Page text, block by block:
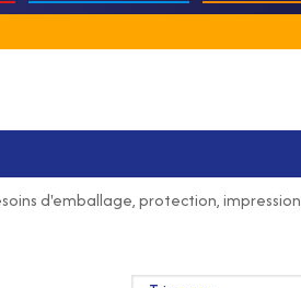
d'emballage, protection,